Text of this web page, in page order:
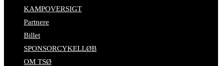
KAMPOVERSIGT
Partnere
Billet
SPONSORCYKELLØB
OM TSØ